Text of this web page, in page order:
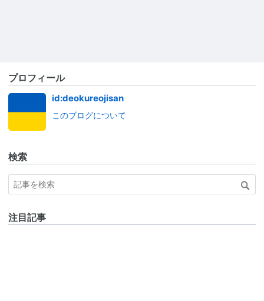
プロフィール
id:deokureojisan
このブログについて
検索
注目記事